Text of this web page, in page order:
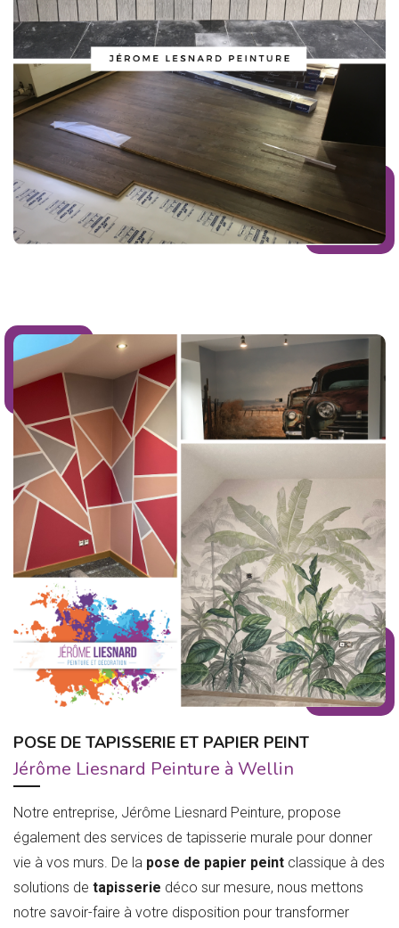
POSE DE TAPISSERIE ET PAPIER PEINT
Jérôme Liesnard Peinture à Wellin
Notre entreprise, Jérôme Liesnard Peinture, propose
également des services de tapisserie murale pour donner
vie à vos murs. De la pose de papier peint classique à des
solutions de tapisserie déco sur mesure, nous mettons
notre savoir-faire à votre disposition pour transformer